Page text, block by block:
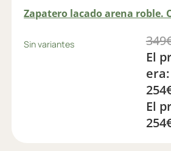
Zapatero lacado arena roble.
Sin variantes 349
El
254
El